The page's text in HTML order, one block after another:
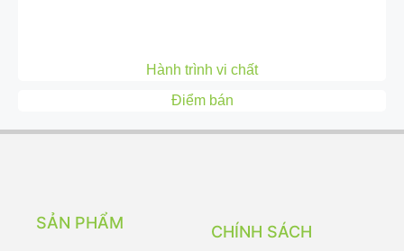
Hành trình vi chất
Điểm bán
SẢN PHẨM CHÍNH SÁCH